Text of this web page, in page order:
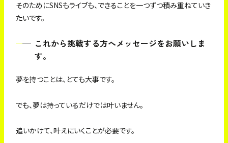
そのためにSNSもライブも、できることを一つずつ積み重ねていき
たいです。
これから挑戦する方へメッセージをお願いしま
す。
夢を持つことは、とても大事です。
でも、夢は持っているだけでは叶いません。
追いかけて、叶えにいくことが必要です。